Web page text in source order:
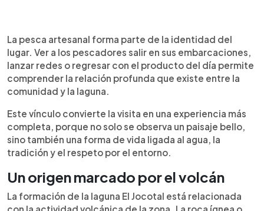
La pesca artesanal forma parte de la identidad del
lugar. Ver a los pescadores salir en sus embarcaciones,
lanzar redes o regresar con el producto del día permite
comprender la relación profunda que existe entre la
comunidad y la laguna.
Este vínculo convierte la visita en una experiencia más
completa, porque no solo se observa un paisaje bello,
sino también una forma de vida ligada al agua, la
tradición y el respeto por el entorno.
Un origen marcado por el volcán
La formación de la laguna El Jocotal está relacionada